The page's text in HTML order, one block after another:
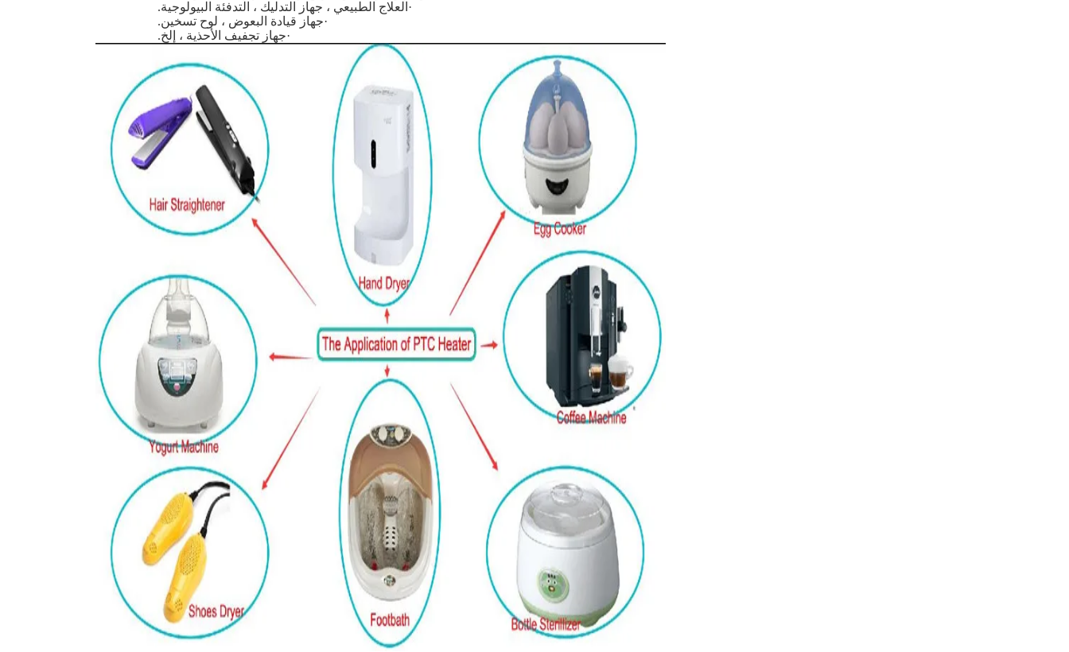
· العلاج الطبيعي ، جهاز التدليك ، التدفئة البيولوجية.
·جهاز قيادة البعوض ، لوح تسخين.
·جهاز تجفيف الأحذية ، إلخ.